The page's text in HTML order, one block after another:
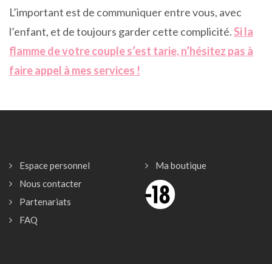
L’important est de communiquer entre vous, avec
l’enfant, et de toujours garder cette complicité.Si la
flamme de votre couple s’est tarie, n’hésitez pas à
faire appel à mes services !
Espace personnel
Nous contacter
Partenariats
FAQ
Ma boutique